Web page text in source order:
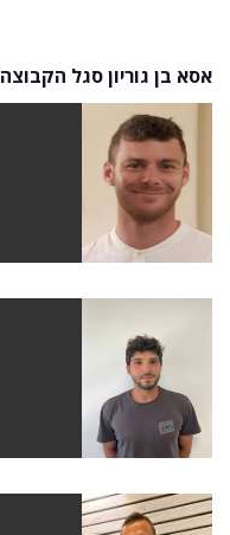
אסא בן גוריון סגל הקבוצה